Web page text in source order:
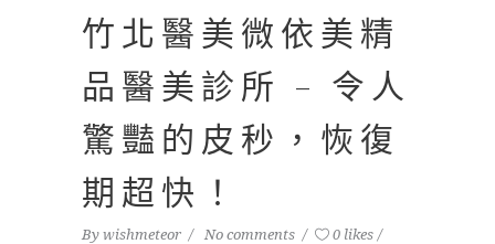
竹北醫美微依美精
品醫美診所 – 令人
驚豔的皮秒，恢復
期超快！
By wishmeteor No comments
0 likes